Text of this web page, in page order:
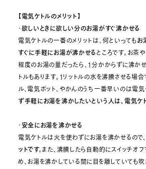
【電気ケトルのメリット】
・欲しいときに欲しい分のお湯がすぐ沸かせる
電気ケトルの一番のメリットは、何といってもお
すぐに手軽にお湯が沸かせるところです。お茶
程度のお湯の量だったら、1分かからずに沸か
トルもあります。1リットルの水を沸騰させる場
ル、電気ポット、やかんのうち一番早いのは電気
ず手軽にお湯を沸かしたいという人は、電気ケ
・安全にお湯を沸かせる
電気ケトルは火を使わずにお湯を沸かせるので、
ットです。また、沸騰したら自動的にスイッチオ
め、お湯を沸かしている間に目を離していても